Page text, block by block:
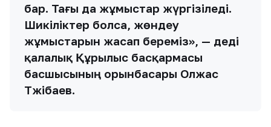
бар. Тағы да жұмыстар жүргізіледі.
Шикіліктер болса, жөндеу
жұмыстарын жасап береміз», — деді
қалалық Құрылыс басқармасы
басшысының орынбасары Олжас
Тәжібаев.